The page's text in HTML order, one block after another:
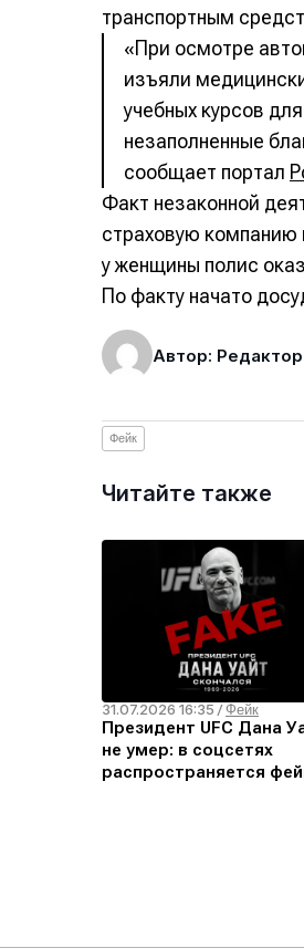
транспортным
«При осмотре
изъяли
учебных курсов
незаполненные
сообщает портал
Факт незаконной
страховую
у женщины полис
По факту начато
Автор: Редактор
Фейк
Читайте также
31.07.2026 16:35 /Фейк
Президент UFC Дана
не умер: в соцсетях
распространяется